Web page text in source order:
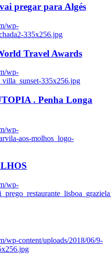
pregar para Algés
wp-
335x256.jpg
Travel Awards
wp-
335x256.jpg
. Penha Longa
wp-
aos-molhos_logo-
wp-
wp-content/uploads/2018/06/9-